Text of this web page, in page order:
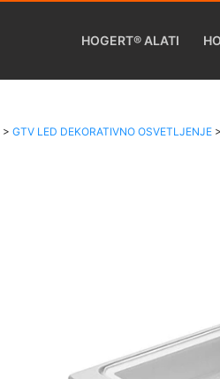
HOGERT® ALATI
> GTV LED DEKORATIVNO OSVETLJENJE >